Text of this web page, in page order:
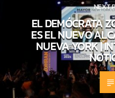
NEXT
EL DEMÓCRATA
ES EL NUEVO
NUEVA YORK |